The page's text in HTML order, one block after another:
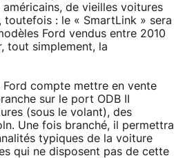
de vieilles voitures
toutefois : le « SmartLink » sera
Ford vendus entre 2010
tout simplement, la
Ford compte mettre en vente
sur le port ODB II
(sous le volant), des
Une fois branché, il permettra
typiques de la voiture
qui ne disposent pas de cette